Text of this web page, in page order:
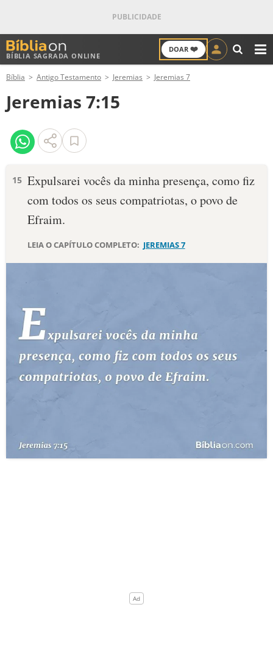
BÍBLIA SAGRADA ONLINE
DOAR ❤️
ANTIGO TESTAMENTO
NOVO TESTAMENTO
VERSÍCULOS
PALAVRA DO DIA
DEVOCIONAL DIÁRIO
ESTUDOS BÍBLICOS
ESBOÇOS DE PREGAÇÃO
TERMO BÍBLICO
Bíblia Antigo Testamento Jeremias Jeremias 7
Jeremias 7:15
15 Expulsarei vocês da minha presença, como fiz
com todos os seus compatriotas, o povo de
Efraim.
LEIA O CAPÍTULO COMPLETO: JEREMIAS 7